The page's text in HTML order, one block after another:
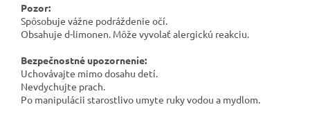
Pozor:
Spôsobuje vážne podráždenie očí.
Obsahuje d-limonen. Môže vyvolať alergickú reakciu.
Bezpečnostné upozornenie:
Uchovávajte mimo dosahu detí.
Nevdychujte prach.
Po manipulácii starostlivo umyte ruky vodou a mydlom.